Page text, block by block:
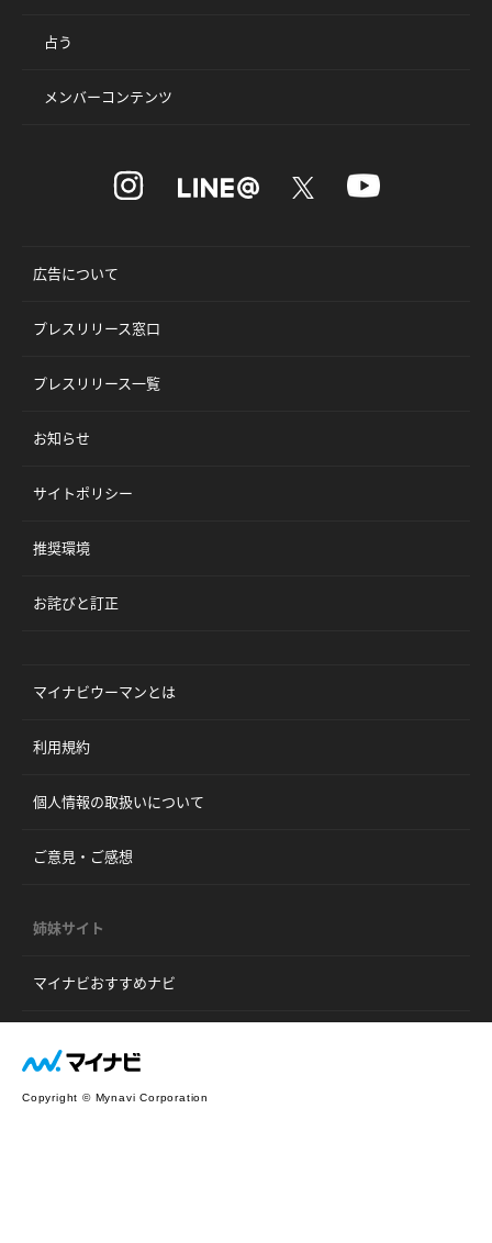
占う
メンバーコンテンツ
広告について
プレスリリース窓口
プレスリリース一覧
お知らせ
サイトポリシー
推奨環境
お詫びと訂正
マイナビウーマンとは
利用規約
個人情報の取扱いについて
ご意見・ご感想
姉妹サイト
マイナビおすすめナビ
Copyright © Mynavi Corporation